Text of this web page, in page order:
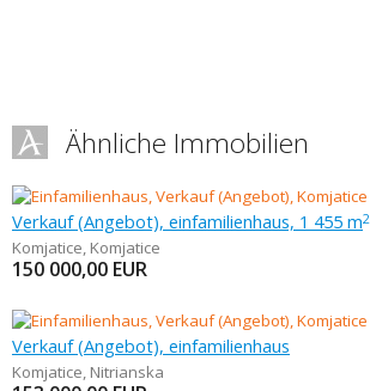
Ähnliche Immobilien
Verkauf (Angebot), einfamilienhaus, 1 455 m2
Komjatice, Komjatice
150 000,00 EUR
Verkauf (Angebot), einfamilienhaus
Komjatice, Nitrianska